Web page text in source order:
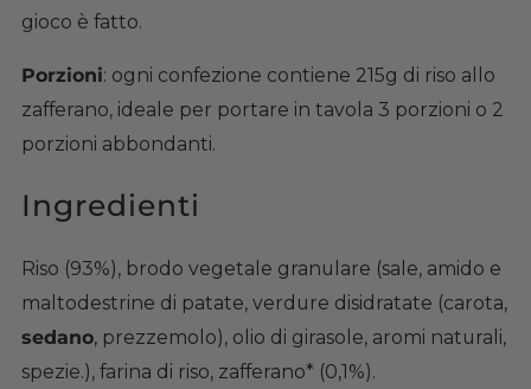
gioco è fatto.
Porzioni: ogni confezione contiene 215g di riso allo
zafferano, ideale per portare in tavola 3 porzioni o 2
porzioni abbondanti.
Ingredienti
Riso (93%), brodo vegetale granulare (sale, amido e
maltodestrine di patate, verdure disidratate (carota,
sedano, prezzemolo), olio di girasole, aromi naturali,
spezie.), farina di riso, zafferano* (0,1%).